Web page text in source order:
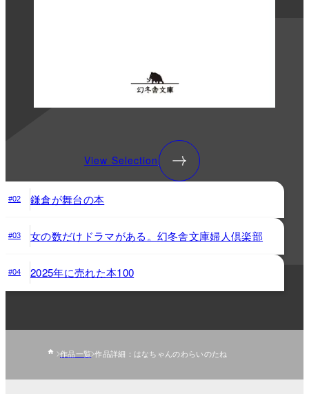
View Selection
#02 鎌倉が舞台の本
#03 女の数だけドラマがある。幻冬舎文庫婦人倶楽部
#04 2025年に売れた本100
作品一覧 作品詳細：はなちゃんのわらいのたね